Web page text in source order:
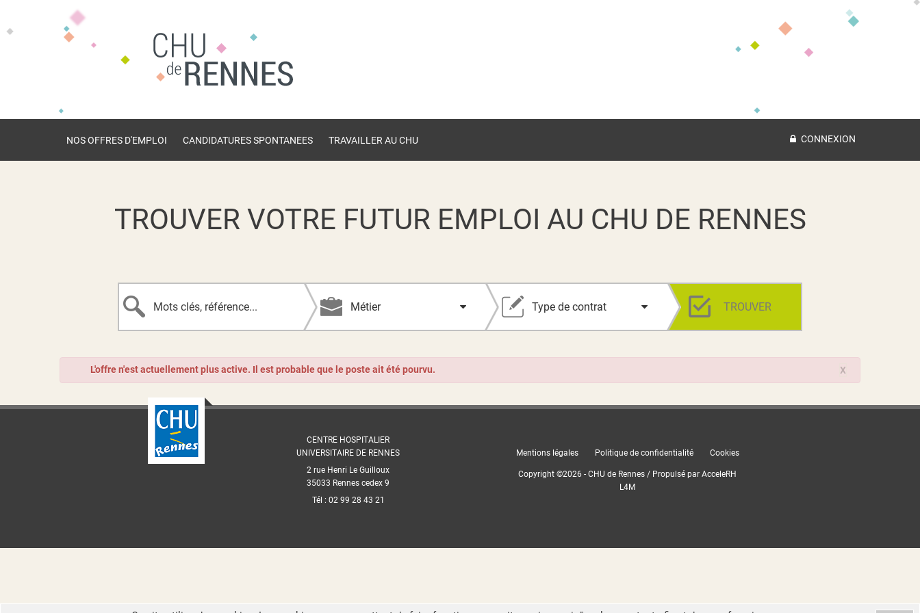
NOS OFFRES D'EMPLOI CANDIDATURES SPONTANEES TRAVAILLER AU CHU CONNEXION
TROUVER VOTRE FUTUR EMPLOI AU CHU DE RENNES
Métier Type de contrat TROUVER
X
L'offre n'est actuellement plus active. Il est probable que le poste ait été pourvu.
CENTRE HOSPITALIER
UNIVERSITAIRE DE RENNES
2 rue Henri Le Guilloux
35033 Rennes cedex 9
Tél : 02 99 28 43 21
Mentions légales Politique de confidentialité Cookies
Copyright ©2026 - CHU de Rennes / Propulsé parAcceleRH
L4M